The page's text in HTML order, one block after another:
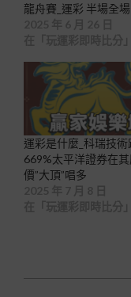
龍舟賽_運彩 半場全場
運彩是什麼_科瑞技術
669%太平洋證券在其
價”大頂”唱多